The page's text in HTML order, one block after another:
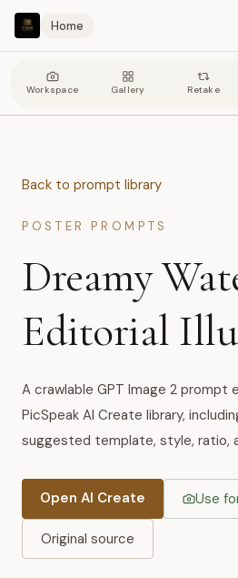
Home
Workspace Gallery Retake
Back to prompt library
POSTER PROMPTS
Dreamy
Editorial
A crawlable GPT Image 2 prompt
PicSpeak AI Create library,
suggested template, style, ratio,
Open AI Create Use
Original source